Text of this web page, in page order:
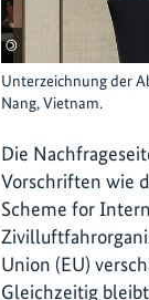
©
Unterzeichnung der
Nang, Vietnam.
Die
Vorschriften wie
Scheme for
Union (EU)
Gleichzeitig